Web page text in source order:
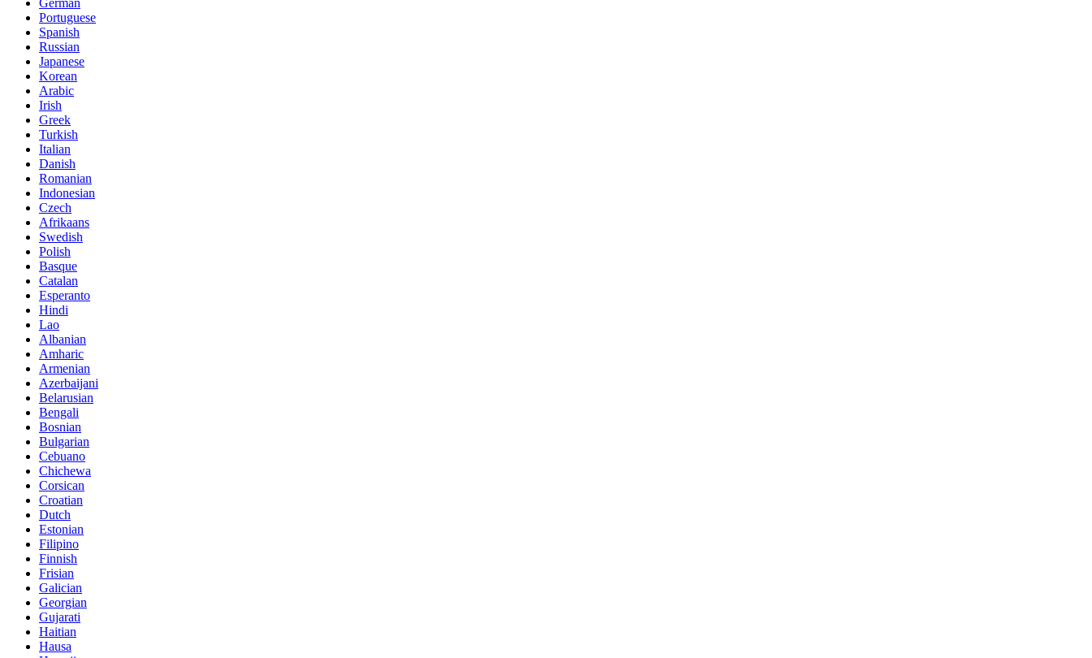
German
Portuguese
Spanish
Russian
Japanese
Korean
Arabic
Irish
Greek
Turkish
Italian
Danish
Romanian
Indonesian
Czech
Afrikaans
Swedish
Polish
Basque
Catalan
Esperanto
Hindi
Lao
Albanian
Amharic
Armenian
Azerbaijani
Belarusian
Bengali
Bosnian
Bulgarian
Cebuano
Chichewa
Corsican
Croatian
Dutch
Estonian
Filipino
Finnish
Frisian
Galician
Georgian
Gujarati
Haitian
Hausa